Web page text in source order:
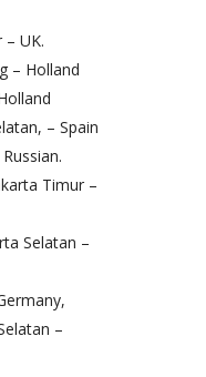
– UK.
– Holland
– Spain
Timur –
Selatan –
–